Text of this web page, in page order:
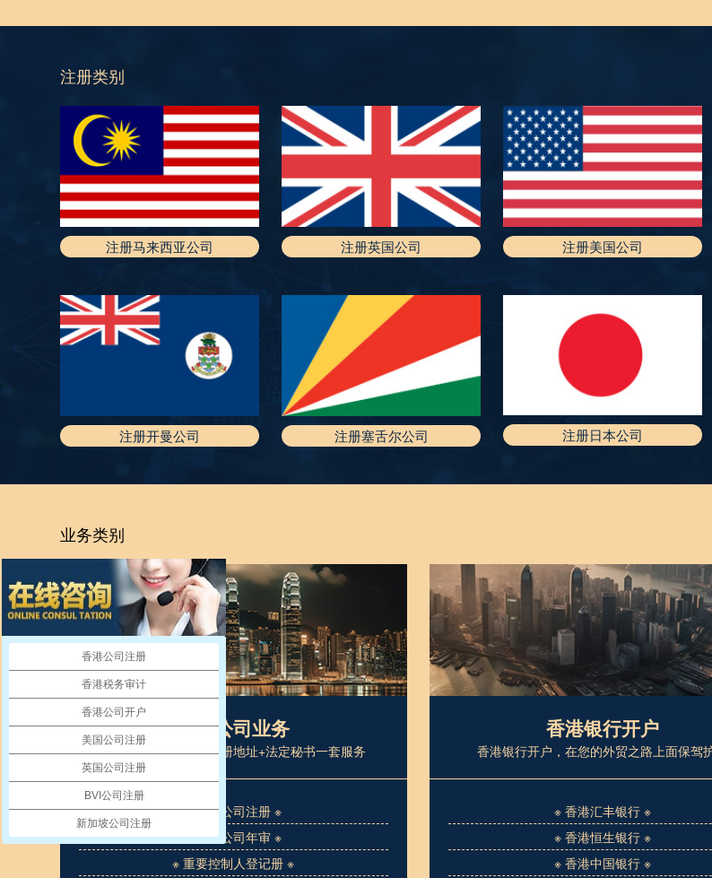
注册类别
注册马来西亚公司 注册英国公司 注册美国公司
注册开曼公司 注册塞舌尔公司 注册日本公司
业务类别
香港公司业务
为您提供公司注册+注册地址+法定秘书一套服务
※ 香港公司注册 ※
※ 香港公司年审 ※
※ 重要控制人登记册 ※
香港银行开户
香港银行开户，在您的外贸之路上面保驾
※ 香港汇丰银行 ※
※ 香港恒生银行 ※
※ 香港中国银行 ※
香港公司注册
香港税务审计
香港公司开户
美国公司注册
英国公司注册
BVI公司注册
新加坡公司注册